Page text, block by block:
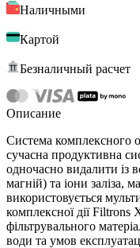
Наличными
Картой
Безналичный расчет
Описание
Система
сучасна продуктивна
одночасно видалити із
магній) та іони
використовується
комплексної дії Filtrons
фільтрувального
води та умов